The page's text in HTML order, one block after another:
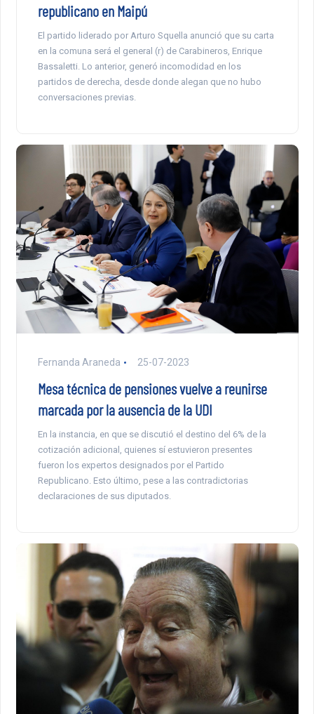
republicano en Maipú
El partido liderado por Arturo Squella anunció que su carta
en la comuna será el general (r) de Carabineros, Enrique
Bassaletti. Lo anterior, generó incomodidad en los
partidos de derecha, desde donde alegan que no hubo
conversaciones previas.
Fernanda Araneda 25-07-2023
Mesa técnica de pensiones vuelve a reunirse
marcada por la ausencia de la UDI
En la instancia, en que se discutió el destino del 6% de la
cotización adicional, quienes sí estuvieron presentes
fueron los expertos designados por el Partido
Republicano. Esto último, pese a las contradictorias
declaraciones de sus diputados.